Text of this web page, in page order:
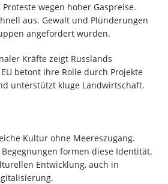
Proteste wegen hoher Gaspreise.
aus. Gewalt und Plünderungen
angefordert wurden.
Kräfte zeigt Russlands
betont ihre Rolle durch Projekte
unterstützt kluge Landwirtschaft.
Kultur ohne Meereszugang.
formen diese Identität.
Entwicklung, auch in